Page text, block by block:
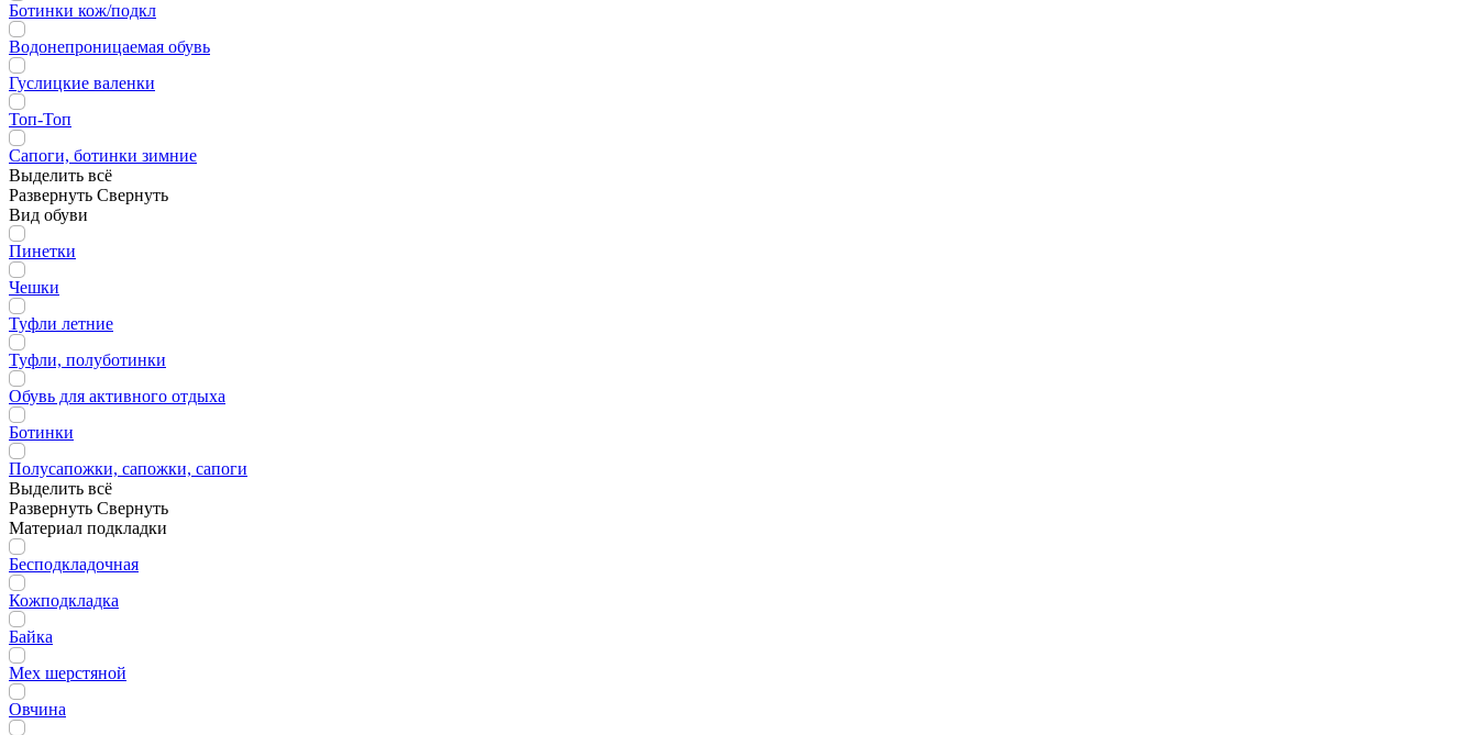
Ботинки кож/подкл
Водонепроницаемая обувь
Гуслицкие валенки
Топ-Топ
Сапоги, ботинки зимние
Выделить всё
Развернуть Свернуть
Вид обуви
Пинетки
Чешки
Туфли летние
Туфли, полуботинки
Обувь для активного отдыха
Ботинки
Полусапожки, сапожки, сапоги
Выделить всё
Развернуть Свернуть
Материал подкладки
Бесподкладочная
Кожподкладка
Байка
Мех шерстяной
Овчина